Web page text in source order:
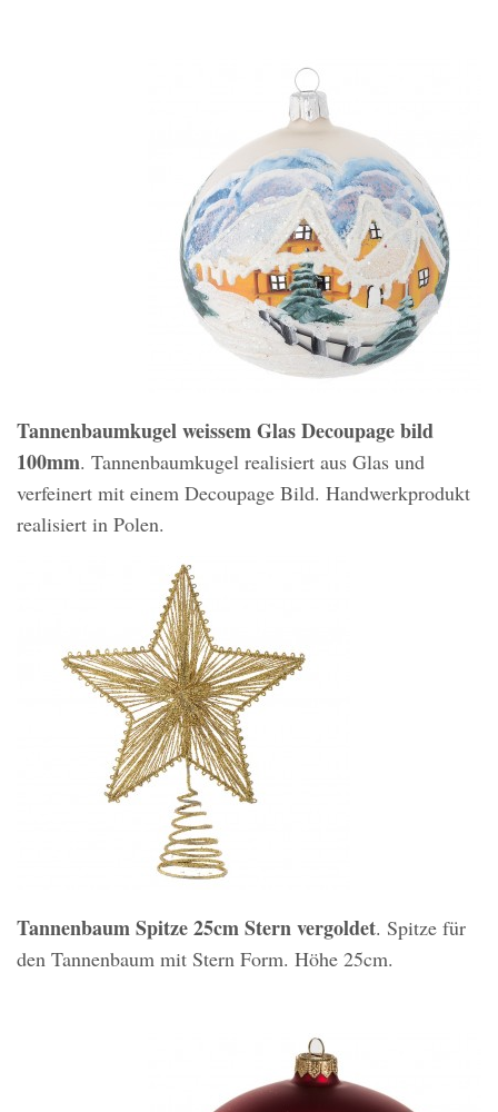
Tannenbaumkugel weissem Glas Decoupage bild
100mm. Tannenbaumkugel realisiert aus Glas und
verfeinert mit einem Decoupage Bild. Handwerkprodukt
realisiert in Polen.
Tannenbaum Spitze 25cm Stern vergoldet. Spitze für
den Tannenbaum mit Stern Form. Höhe 25cm.